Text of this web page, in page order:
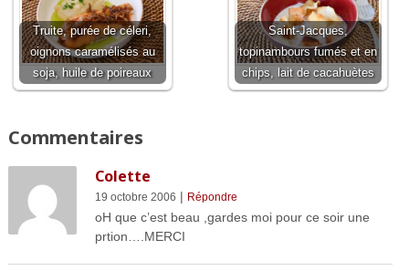
Truite, purée de céleri,
oignons caramélisés au
soja, huile de poireaux
Saint-Jacques,
topinambours fumés et en
chips, lait de cacahuètes
Commentaires
Colette
19 octobre 2006 | Répondre
oH que c’est beau ,gardes moi pour ce soir une
prtion….MERCI